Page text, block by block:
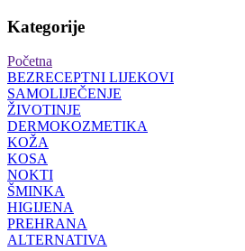
Kategorije
Početna
BEZRECEPTNI LIJEKOVI
SAMOLIJEČENJE
ŽIVOTINJE
DERMOKOZMETIKA
KOŽA
KOSA
NOKTI
ŠMINKA
HIGIJENA
PREHRANA
ALTERNATIVA